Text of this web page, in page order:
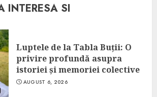
INTERESA SI
Luptele de la Tabla Buții: O
privire profundă asupra
istoriei și memoriei colective
AUGUST 6, 2026